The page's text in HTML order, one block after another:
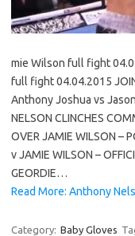
mie Wilson full fight
full fight 04.04.2015 JOIN
Anthony Joshua vs
NELSON CLINCHES
OVER JAMIE WILSON –
v JAMIE WILSON –
GEORDIE…
Read More: Anthony
Category: Baby Gloves